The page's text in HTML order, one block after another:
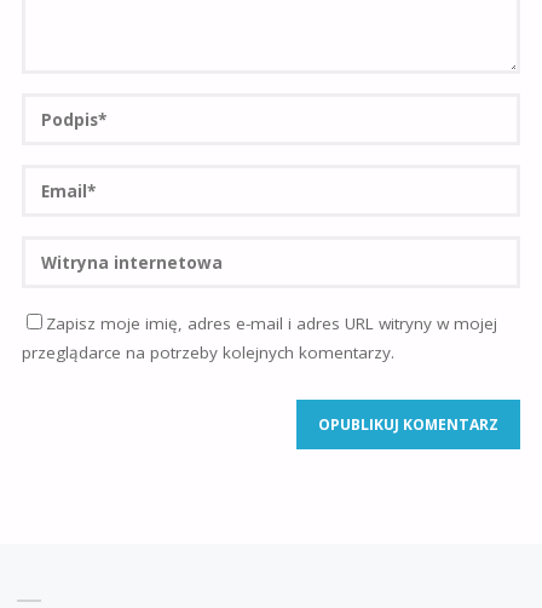
Zapisz moje imię, adres e-mail i adres URL witryny w mojej
przeglądarce na potrzeby kolejnych komentarzy.